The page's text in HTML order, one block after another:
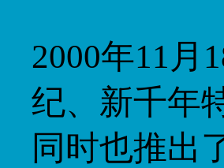
2000年11月
纪、新千年
同时也推出